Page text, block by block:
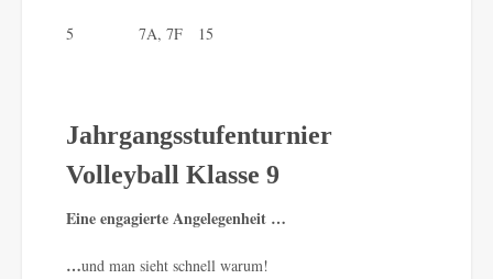
5 7A, 7F 15
Jahrgangsstufenturnier
Volleyball Klasse 9
Eine engagierte Angelegenheit …
…und man sieht schnell warum!